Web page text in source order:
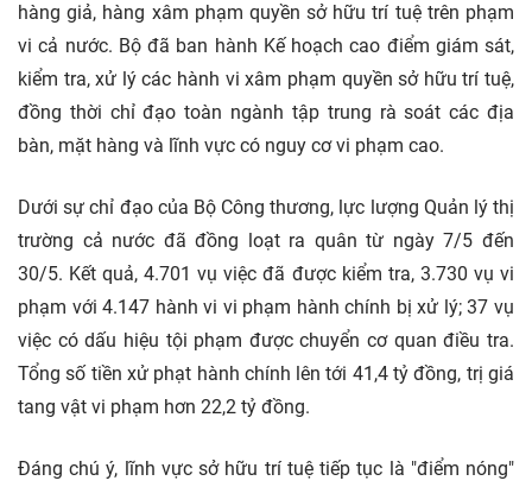
hàng giả, hàng xâm phạm quyền sở hữu trí tuệ trên phạm
vi cả nước. Bộ đã ban hành Kế hoạch cao điểm giám sát,
kiểm tra, xử lý các hành vi xâm phạm quyền sở hữu trí tuệ,
đồng thời chỉ đạo toàn ngành tập trung rà soát các địa
bàn, mặt hàng và lĩnh vực có nguy cơ vi phạm cao.
Dưới sự chỉ đạo của Bộ Công thương, lực lượng Quản lý thị
trường cả nước đã đồng loạt ra quân từ ngày 7/5 đến
30/5. Kết quả, 4.701 vụ việc đã được kiểm tra, 3.730 vụ vi
phạm với 4.147 hành vi vi phạm hành chính bị xử lý; 37 vụ
việc có dấu hiệu tội phạm được chuyển cơ quan điều tra.
Tổng số tiền xử phạt hành chính lên tới 41,4 tỷ đồng, trị giá
tang vật vi phạm hơn 22,2 tỷ đồng.
Đáng chú ý, lĩnh vực sở hữu trí tuệ tiếp tục là "điểm nóng"